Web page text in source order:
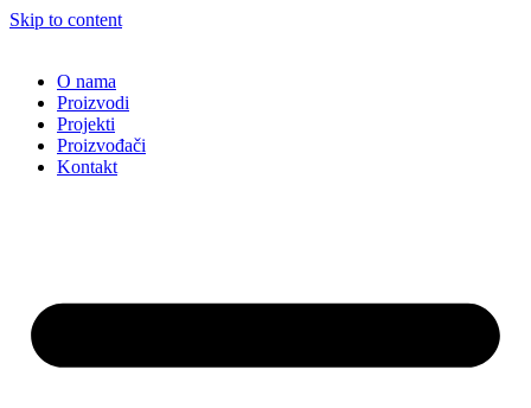
Skip to content
O nama
Proizvodi
Projekti
Proizvođači
Kontakt